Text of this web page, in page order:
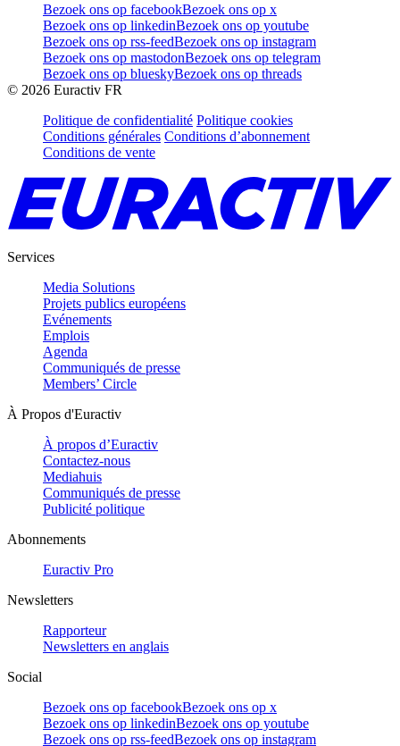
Bezoek ons op facebookBezoek ons op x
Bezoek ons op linkedinBezoek ons op youtube
Bezoek ons op rss-feedBezoek ons op instagram
Bezoek ons op mastodonBezoek ons op telegram
Bezoek ons op blueskyBezoek ons op threads
© 2026 Euractiv FR
Politique de confidentialité Politique cookies
Conditions générales Conditions d’abonnement
Conditions de vente
Services
Media Solutions
Projets publics européens
Evénements
Emplois
Agenda
Communiqués de presse
Members’ Circle
À Propos d'Euractiv
À propos d’Euractiv
Contactez-nous
Mediahuis
Communiqués de presse
Publicité politique
Abonnements
Euractiv Pro
Newsletters
Rapporteur
Newsletters en anglais
Social
Bezoek ons op facebookBezoek ons op x
Bezoek ons op linkedinBezoek ons op youtube
Bezoek ons op rss-feedBezoek ons op instagram